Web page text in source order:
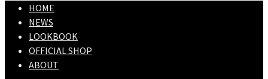
HOME
NEWS
LOOKBOOK
OFFICIAL SHOP
ABOUT